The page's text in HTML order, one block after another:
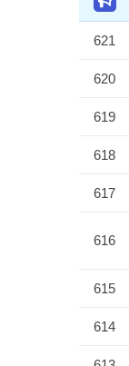
621
620
619
618
617
616
615
614